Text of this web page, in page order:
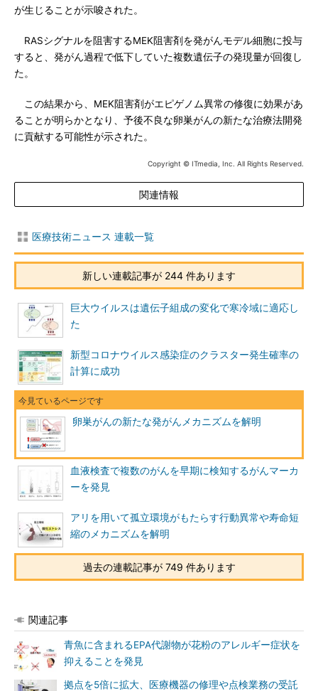
が生じることが示唆された。
RASシグナルを阻害するMEK阻害剤を発がんモデル細胞に投与
すると、発がん過程で低下していた複数遺伝子の発現量が回復し
た。
この結果から、MEK阻害剤がエピゲノム異常の修復に効果があ
ることが明らかとなり、予後不良な卵巣がんの新たな治療法開発
に貢献する可能性が示された。
Copyright © ITmedia, Inc. All Rights Reserved.
関連情報
医療技術ニュース 連載一覧
新しい連載記事が 244 件あります
巨大ウイルスは遺伝子組成の変化で寒冷域に適応し
た
新型コロナウイルス感染症のクラスター発生確率の
計算に成功
卵巣がんの新たな発がんメカニズムを解明
血液検査で複数のがんを早期に検知するがんマーカ
ーを発見
アリを用いて孤立環境がもたらす行動異常や寿命短
縮のメカニズムを解明
過去の連載記事が 749 件あります
関連記事
青魚に含まれるEPA代謝物が花粉のアレルギー症状を
抑えることを発見
拠点を5倍に拡大、医療機器の修理や点検業務の受託